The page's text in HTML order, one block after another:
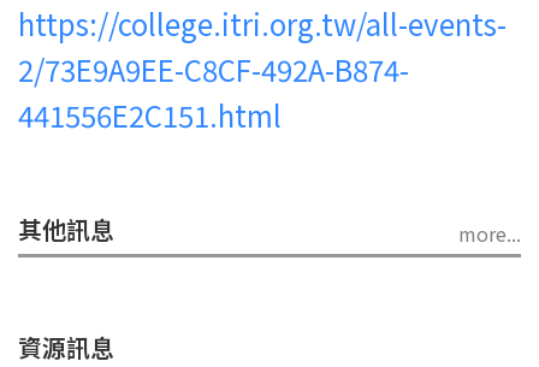
https://college.itri.org.tw/all-events-
2/73E9A9EE-C8CF-492A-B874-
441556E2C151.html
其他訊息 more...
資源訊息